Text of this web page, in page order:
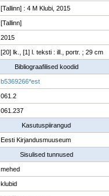
[Tallinn] : 4 M Klubi, 2015
[Tallinn]
2015
[20] lk., [1] l. teksti : ill., portr. ; 29 cm
Bibliograafilised koodid
b5369266*est
061.2
061.237
Kasutuspiirangud
Eesti Kirjandusmuuseum
Sisulised tunnused
mehed
klubid